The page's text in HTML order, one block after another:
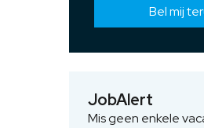
Bel mij
JobAlert
Mis geen enkele